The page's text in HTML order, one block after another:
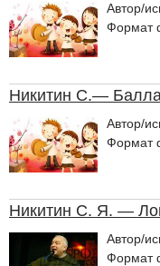
Автор/
Формат
Никитин С.—
Автор/
Формат
Никитин С. Я. —
Автор/
Формат